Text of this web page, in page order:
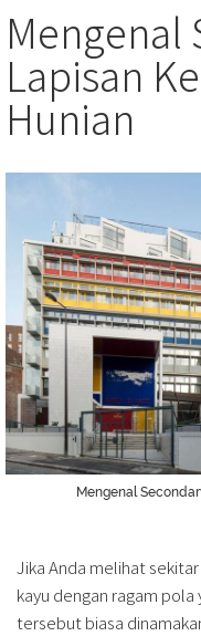
Mengenal
Lapisan
Hunian
Mengenal
Jika Anda melihat
kayu dengan ragam
tersebut biasa